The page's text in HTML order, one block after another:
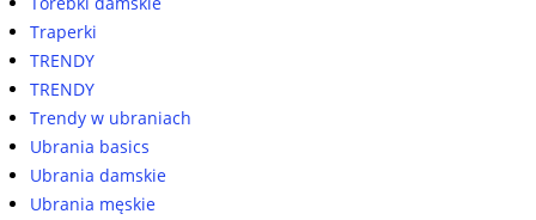
Traperki
TRENDY
TRENDY
Trendy w ubraniach
Ubrania basics
Ubrania damskie
Ubrania męskie